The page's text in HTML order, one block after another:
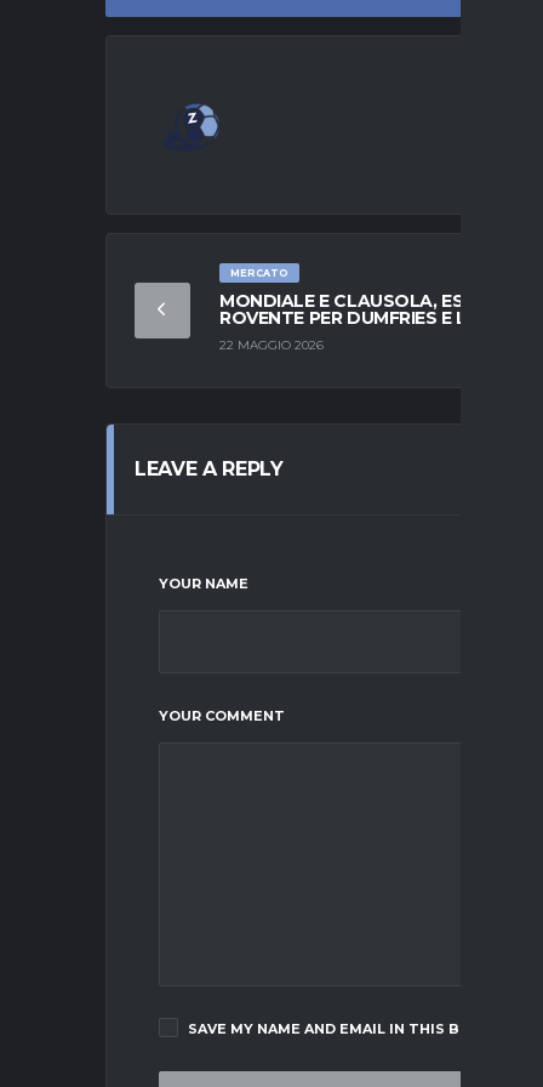
MERCATO
MONDIALE E CLAUSOLA, ESTATE
ROVENTE PER DUMFRIES E L’INTER
22 MAGGIO 2026
LEAVE A REPLY
YOUR NAME
YOUR COMMENT
SAVE MY NAME AND EMAIL IN THIS BROWSER